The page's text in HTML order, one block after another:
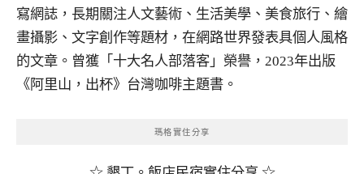
寫網誌，長期關注人文藝術、生活美學、美食旅行、繪
畫攝影、文字創作等題材，在網路世界發表具個人風格
的文章。曾獲「十大名人部落客」榮譽，2023年出版
《阿里山，出杯》台灣咖啡主題書。
瑪格實住分享